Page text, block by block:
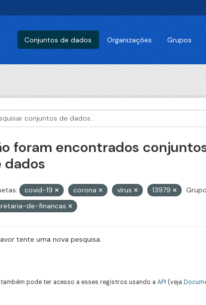
Conjuntos de dados Organizações Grupos
foram encontrados
dados
covid-19 corona vírus 13979
de-financas
tente uma nova pesquisa.
pode ter acesso a esses registros usando a API (veja